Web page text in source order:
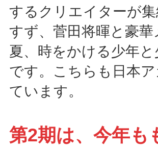
するクリエイターが
すず、菅田将暉と豪
夏、時をかける少年
です。こちらも日本
ています。
第2期は、今年も